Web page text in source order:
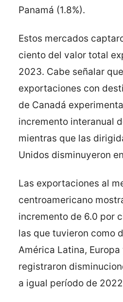
Panamá (1.8%).
Estos mercados
ciento del valor total
2023. Cabe señalar
exportaciones con
de Canadá
incremento interanual
mientras que las
Unidos disminuyeron
Las exportaciones al
centroamericano
incremento de 6.0 por
las que tuvieron como
América Latina, Europa
registraron
a igual período de